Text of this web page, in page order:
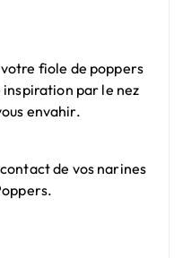
fiole de poppers
inspiration par le nez
envahir.
de vos narines